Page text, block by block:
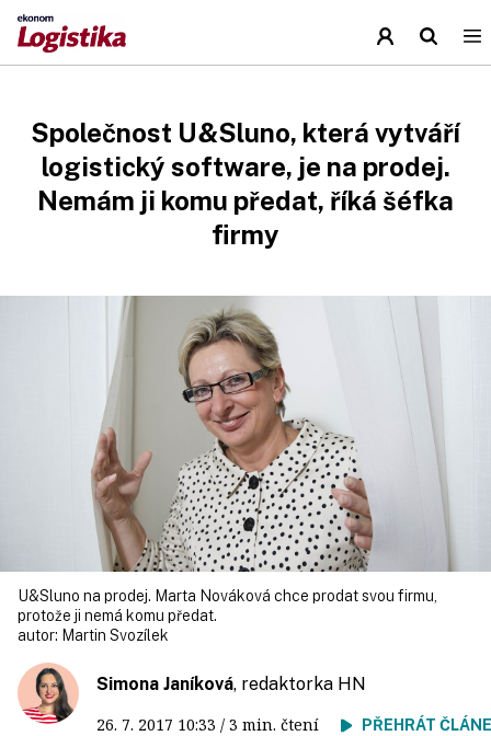
Společnost U&Sluno, která vytváří
logistický software, je na prodej.
Nemám ji komu předat, říká šéfka
firmy
U&Sluno na prodej. Marta Nováková chce prodat svou firmu,
protože ji nemá komu předat.
autor: Martin Svozílek
Simona Janíková, redaktorka HN
26. 7. 2017 10:33 / 3 min. čtení PŘEHRÁT